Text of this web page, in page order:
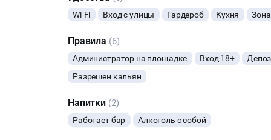
Стоимость аренды 6 часов и менее:
ВС-ЧТ - 50000
ПТ-СБ - 70000
Доп услуги:
Кухня - по меню, минимальный заказ 15000
Бар - по меню, минимальный заказ 15000
Кальянная станция - по меню, минимальный заказ
Wi-Fi Вход с улицы Гардероб Кухня
Правила (6)
Администратор на площадке Вход 18+
Разрешен кальян
Напитки (2)
Работает бар Алкоголь с собой